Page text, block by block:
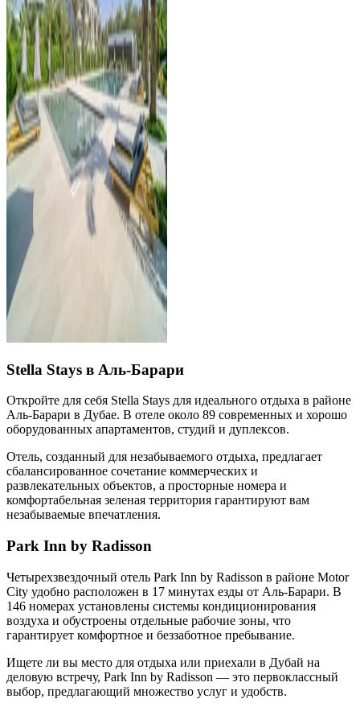
Stella Stays в Аль-Барари
Откройте для себя Stella Stays для идеального отдыха в районе
Аль-Барари в Дубае. В отеле около 89 современных и хорошо
оборудованных апартаментов, студий и дуплексов.
Отель, созданный для незабываемого отдыха, предлагает
сбалансированное сочетание коммерческих и
развлекательных объектов, а просторные номера и
комфортабельная зеленая территория гарантируют вам
незабываемые впечатления.
Park Inn by Radisson
Четырехзвездочный отель Park Inn by Radisson в районе Motor
City удобно расположен в 17 минутах езды от Аль-Барари. В
146 номерах установлены системы кондиционирования
воздуха и обустроены отдельные рабочие зоны, что
гарантирует комфортное и беззаботное пребывание.
Ищете ли вы место для отдыха или приехали в Дубай на
деловую встречу, Park Inn by Radisson — это первоклассный
выбор, предлагающий множество услуг и удобств.